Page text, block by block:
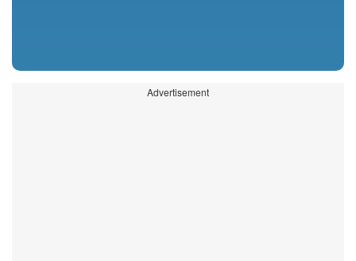
Advertisement